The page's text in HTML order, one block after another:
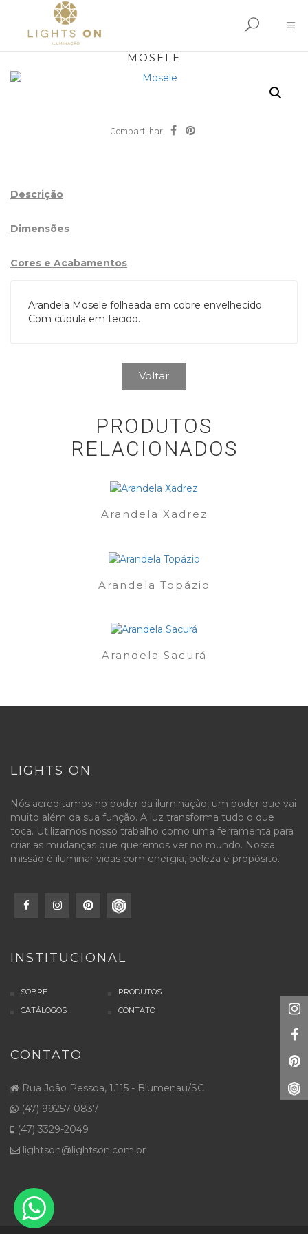
MOSELE
Compartilhar:
Descrição
Dimensões
Cores e Acabamentos
Arandela Mosele folheada em cobre envelhecido.
Com cúpula em tecido.
Voltar
PRODUTOS
RELACIONADOS
Arandela Xadrez
Arandela Topázio
Arandela Sacurá
LIGHTS ON
Nós acreditamos no poder da iluminação, um poder que vai
muito além da sua função. A luz transforma tudo o que
toca. Utilizamos nosso trabalho como uma ferramenta para
criar as mudanças que queremos ver no mundo. Nossa
missão é iluminar vidas com energia, beleza e propósito.
INSTITUCIONAL
SOBRE
PRODUTOS
CATÁLOGOS
CONTATO
CONTATO
Rua João Pessoa, 1.115 - Blumenau/SC
(47) 99257-0837
(47) 3329-2049
lightson@lightson.com.br